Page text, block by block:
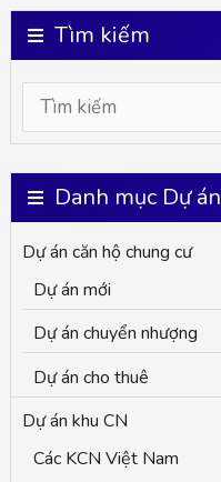
Tìm kiếm
색
대
상
Danh mục Dự án
Dự án căn hộ chung cư
Dự án mới
Dự án chuyển nhượng
Dự án cho thuê
Dự án khu CN
Các KCN Việt Nam